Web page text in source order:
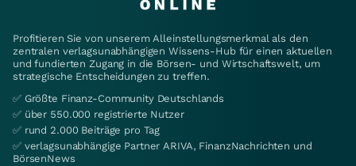
Profitieren Sie von unserem Alleinstellungsmerkmal als den
zentralen verlagsunabhängigen Wissens-Hub für einen aktuellen
und fundierten Zugang in die Börsen- und Wirtschaftswelt, um
strategische Entscheidungen zu treffen.
✅ Größte Finanz-Community Deutschlands
✅ über 550.000 registrierte Nutzer
✅ rund 2.000 Beiträge pro Tag
✅ verlagsunabhängige Partner ARIVA, FinanzNachrichten und
BörsenNews